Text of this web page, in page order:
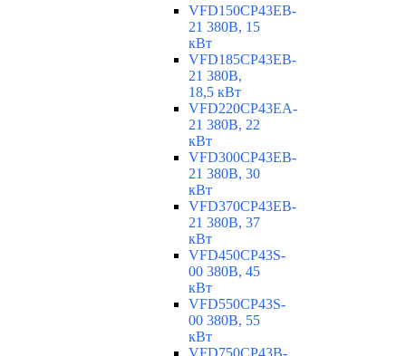
VFD150CP43EB-
21 380В, 15
кВт
VFD185CP43EB-
21 380В,
18,5 кВт
VFD220CP43EA-
21 380В, 22
кВт
VFD300CP43EB-
21 380В, 30
кВт
VFD370CP43EB-
21 380В, 37
кВт
VFD450CP43S-
00 380В, 45
кВт
VFD550CP43S-
00 380В, 55
кВт